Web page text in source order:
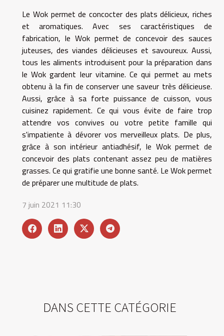
DANS CETTE CATÉGORIE
Le Wok permet de concocter des plats délicieux, riches
et aromatiques. Avec ses caractéristiques de
fabrication, le Wok permet de concevoir des sauces
juteuses, des viandes délicieuses et savoureux. Aussi,
tous les aliments introduisent pour la préparation dans
le Wok gardent leur vitamine. Ce qui permet au mets
obtenu à la fin de conserver une saveur très délicieuse.
Aussi, grâce à sa forte puissance de cuisson, vous
cuisinez rapidement. Ce qui vous évite de faire trop
attendre vos convives ou votre petite famille qui
s'impatiente à dévorer vos merveilleux plats. De plus,
grâce à son intérieur antiadhésif, le Wok permet de
concevoir des plats contenant assez peu de matières
grasses. Ce qui gratifie une bonne santé. Le Wok permet
de préparer une multitude de plats.
7 juin 2021 11:30